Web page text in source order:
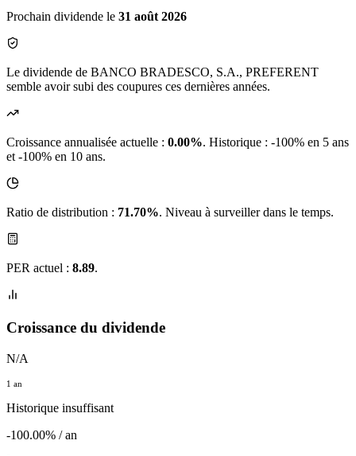
Prochain dividende le 31 août 2026
Le dividende de BANCO BRADESCO, S.A., PREFERENT
semble avoir subi des coupures ces dernières années.
Croissance annualisée actuelle : 0.00%. Historique : -100% en 5 ans
et -100% en 10 ans.
Ratio de distribution : 71.70%. Niveau à surveiller dans le temps.
PER actuel : 8.89.
Croissance du dividende
N/A
1 an
Historique insuffisant
-100.00% / an